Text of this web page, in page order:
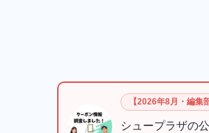
【2026年8月・編集
シュープラザの